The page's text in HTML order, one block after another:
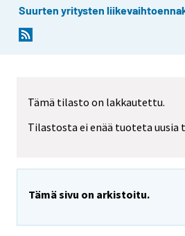
Suurten yritysten
Tämä tilasto on lakkautettu.
Tilastosta ei enää tuoteta uusia
Tämä sivu on arkistoitu.